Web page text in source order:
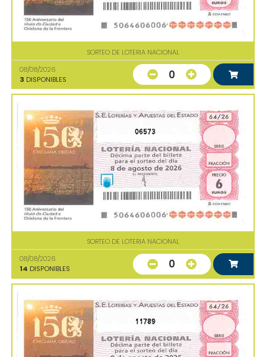
SORTEO DE LOTERIA NACIONAL
08/08/2026
3 DISPONIBLES 0
06573
SORTEO DE LOTERIA NACIONAL
08/08/2026
14 DISPONIBLES 0
11789